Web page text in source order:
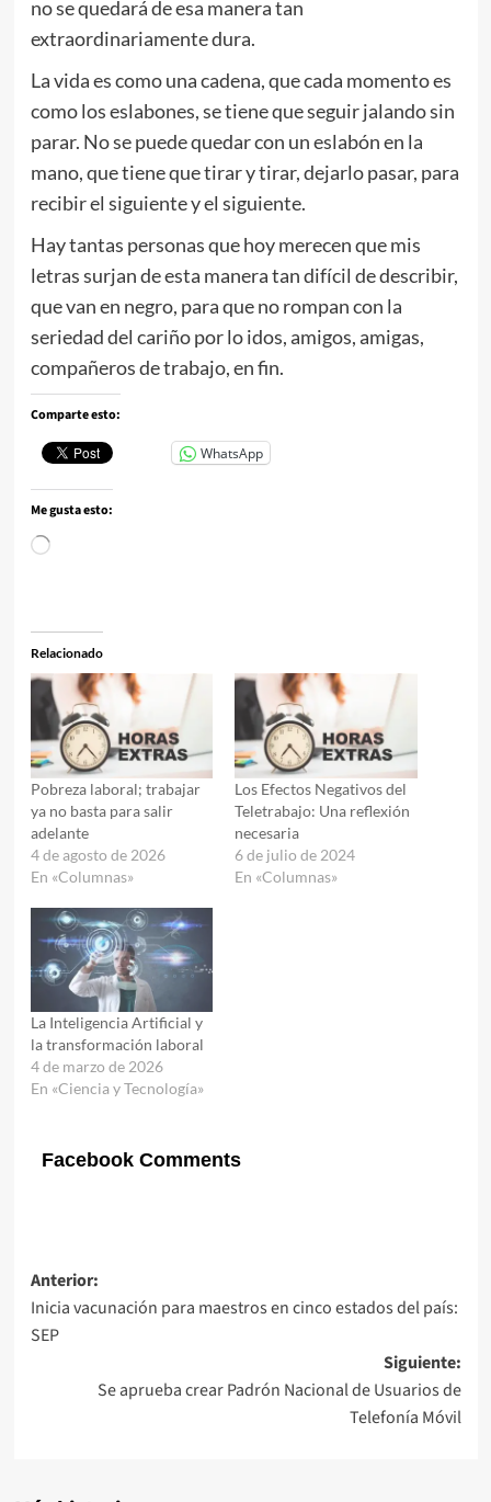
no se quedará de esa manera tan
extraordinariamente dura.
La vida es como una cadena, que cada momento es
como los eslabones, se tiene que seguir jalando sin
parar. No se puede quedar con un eslabón en la
mano, que tiene que tirar y tirar, dejarlo pasar, para
recibir el siguiente y el siguiente.
Hay tantas personas que hoy merecen que mis
letras surjan de esta manera tan difícil de describir,
que van en negro, para que no rompan con la
seriedad del cariño por lo idos, amigos, amigas,
compañeros de trabajo, en fin.
Comparte esto:
WhatsApp
Me gusta esto:
Cargando...
Relacionado
Pobreza laboral; trabajar
ya no basta para salir
adelante
4 de agosto de 2026
En «Columnas»
Los Efectos Negativos del
Teletrabajo: Una reflexión
necesaria
6 de julio de 2024
En «Columnas»
La Inteligencia Artificial y
la transformación laboral
4 de marzo de 2026
En «Ciencia y Tecnología»
Facebook Comments
Navegación
de
entradas
Anterior:
Inicia vacunación para maestros en cinco estados del país:
SEP
Siguiente:
Se aprueba crear Padrón Nacional de Usuarios de
Telefonía Móvil